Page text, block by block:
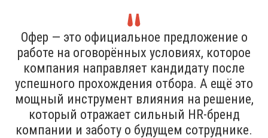
Офер — это официальное предложение о
работе на оговорённых условиях, которое
компания направляет кандидату после
успешного прохождения отбора. А ещё это
мощный инструмент влияния на решение,
который отражает сильный HR-бренд
компании и заботу о будущем сотруднике.